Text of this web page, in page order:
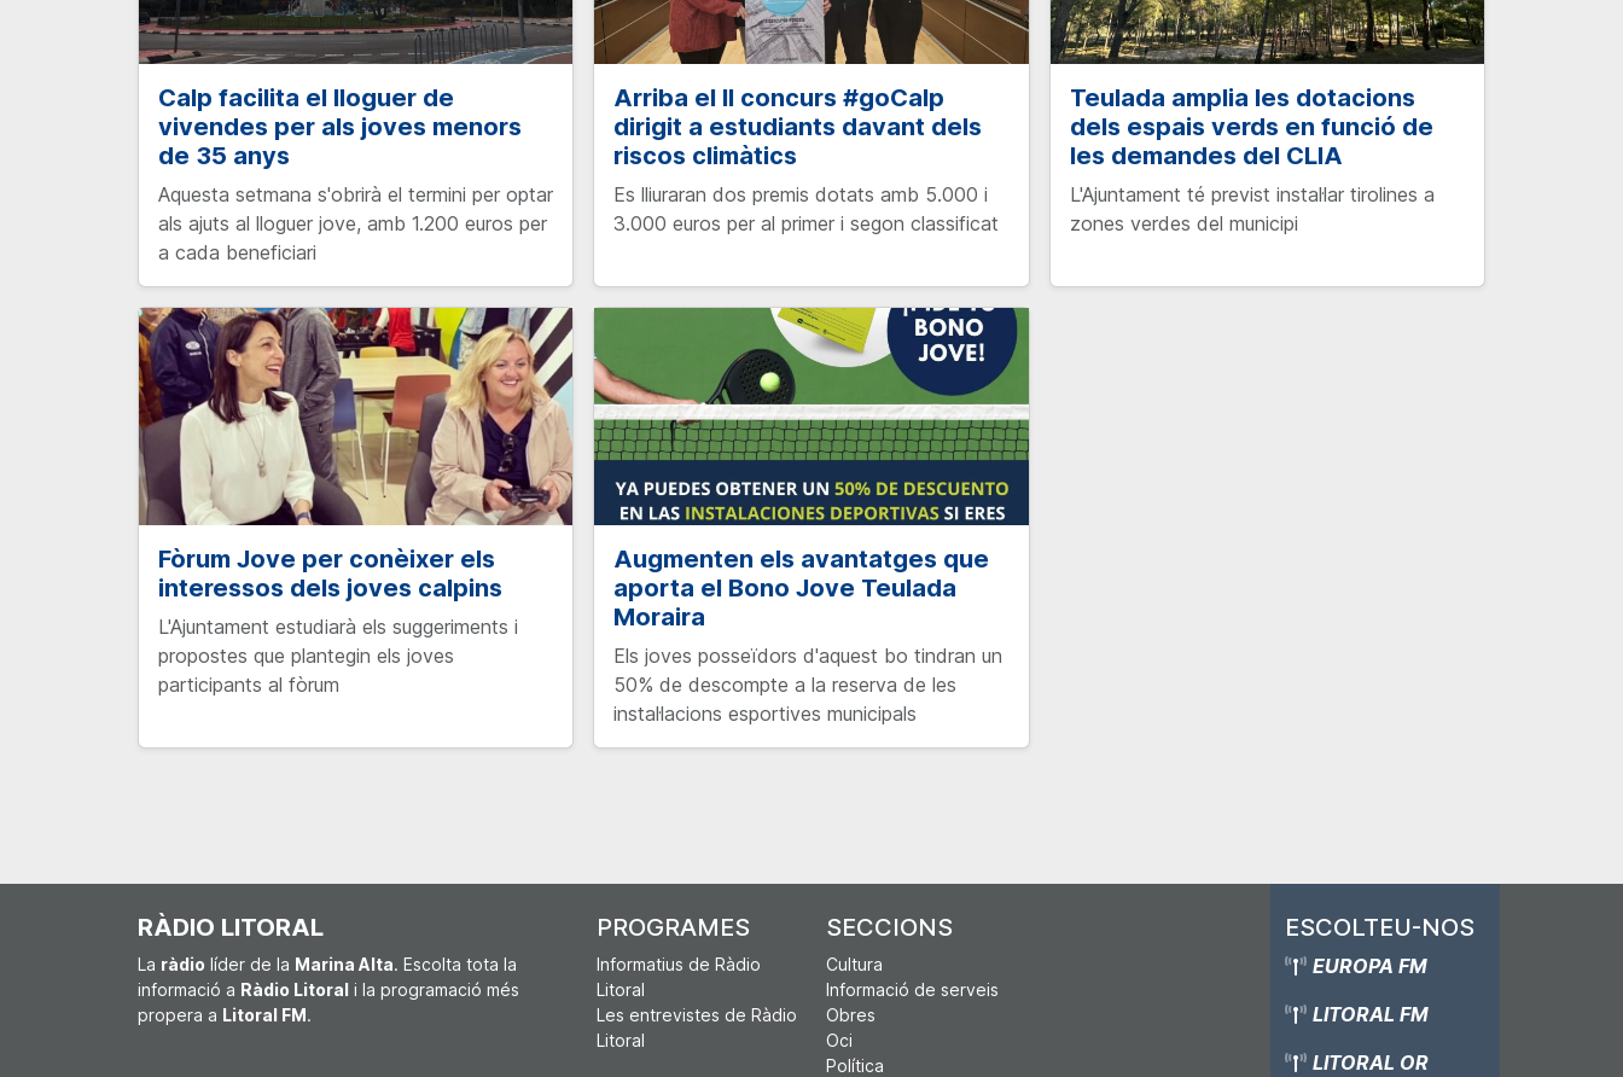
Calp facilita el lloguer de
vivendes per als joves menors
de 35 anys
Aquesta setmana s'obrirà el termini per optar
als ajuts al lloguer jove, amb 1.200 euros per
a cada beneficiari
Arriba el II concurs #goCalp
dirigit a estudiants davant dels
riscos climàtics
Es lliuraran dos premis dotats amb 5.000 i
3.000 euros per al primer i segon classificat
Teulada amplia les dotacions
dels espais verds en funció de
les demandes del CLIA
L'Ajuntament té previst instal·lar tirolines a
zones verdes del municipi
Fòrum Jove per conèixer els
interessos dels joves calpins
L'Ajuntament estudiarà els suggeriments i
propostes que plantegin els joves
participants al fòrum
Augmenten els avantatges que
aporta el Bono Jove Teulada
Moraira
Els joves posseïdors d'aquest bo tindran un
50% de descompte a la reserva de les
instal·lacions esportives municipals
RÀDIO LITORAL
La ràdio líder de la Marina Alta. Escolta tota la
informació a Ràdio Litoral i la programació més
propera a Litoral FM.
PROGRAMES
Informatius de Ràdio
Litoral
Les entrevistes de Ràdio
Litoral
SECCIONS
Cultura
Informació de serveis
Obres
Oci
Política
ESCOLTEU-NOS
EUROPA FM
LITORAL FM
LITORAL OR